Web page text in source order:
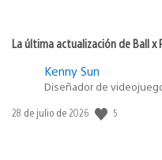
La última actualización de Ball
Kenny Sun
Diseñador de
Fecha
28 de julio de 2026 5